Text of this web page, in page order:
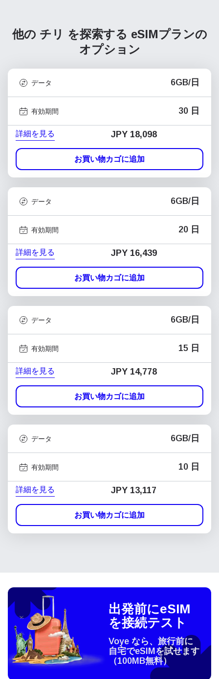
他の チリ を探索する eSIMプランの
オプション
データ 6GB/日
有効期間 30 日
詳細を見る JPY 18,098
お買い物カゴに追加
データ 6GB/日
有効期間 20 日
詳細を見る JPY 16,439
お買い物カゴに追加
データ 6GB/日
有効期間 15 日
詳細を見る JPY 14,778
お買い物カゴに追加
データ 6GB/日
有効期間 10 日
詳細を見る JPY 13,117
お買い物カゴに追加
出発前にeSIM
を接続テスト
Voye なら、旅行前に
自宅でeSIMを試せます
（100MB無料）